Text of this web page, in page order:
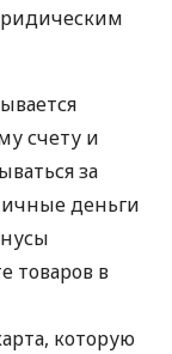
счету и
за
деньги
товаров в
которую